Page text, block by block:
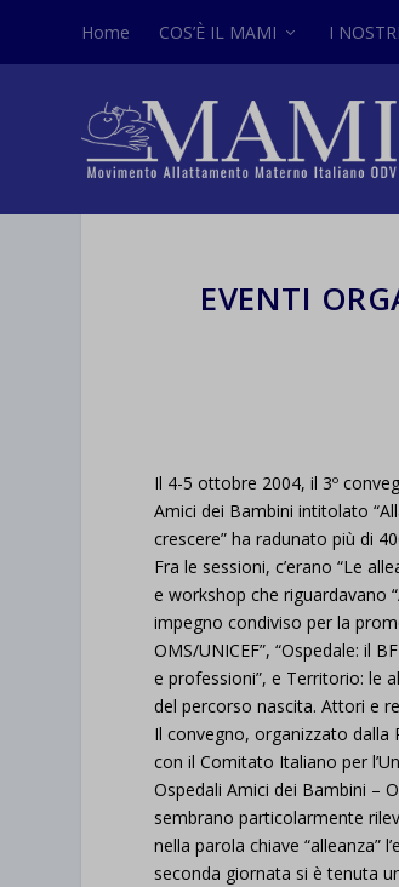
Home COS’È IL MAMI I
EVENTI
Il 4-5 ottobre 2004, il 3º
Amici dei Bambini intitolato
crescere” ha radunato più di
Fra le sessioni, c’erano “Le
e workshop che riguardavano
impegno condiviso per la
OMS/UNICEF”, “Ospedale: il
e professioni”, e Territorio: le
del percorso nascita. Attori e
Il convegno, organizzato dalla
con il Comitato Italiano per
Ospedali Amici dei Bambini –
sembrano particolarmente
nella parola chiave “alleanza”
seconda giornata si è tenuta